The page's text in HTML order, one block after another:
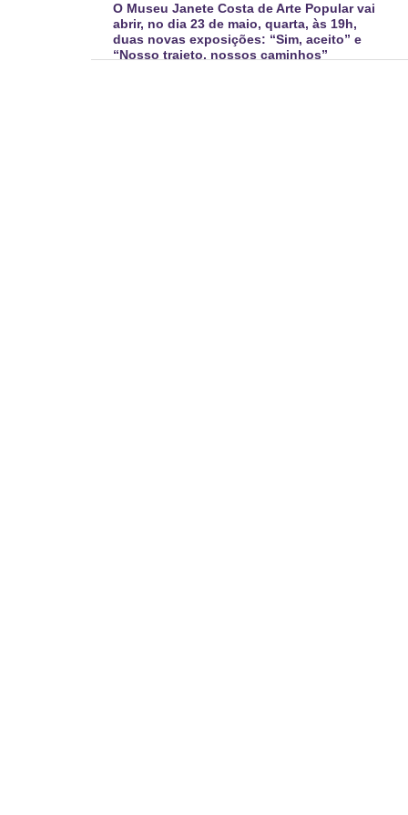
O Museu Janete Costa de Arte Popular vai
abrir, no dia 23 de maio, quarta, às 19h,
duas novas exposições: “Sim, aceito” e
“Nosso trajeto, nossos caminhos”